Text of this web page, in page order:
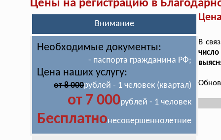
Цены на регистрацию в
Внимание
Необходимые документы:
- паспорта гражданина РФ;
Цена наших услугу:
от 8 000рублей - 1 человек (квартал)
от 7 000рублей - 1 человек
Бесплатнонесовершеннолетние
В